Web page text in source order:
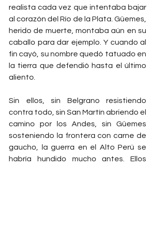
realista cada vez que intentaba bajar
al corazón del Río de la Plata. Güemes,
herido de muerte, montaba aún en su
caballo para dar ejemplo. Y cuando al
fin cayó, su nombre quedó tatuado en
la tierra que defendió hasta el último
aliento.
Sin ellos, sin Belgrano resistiendo
contra todo, sin San Martín abriendo el
camino por los Andes, sin Güemes
sosteniendo la frontera con carne de
gaucho, la guerra en el Alto Perú se
habría hundido mucho antes. Ellos